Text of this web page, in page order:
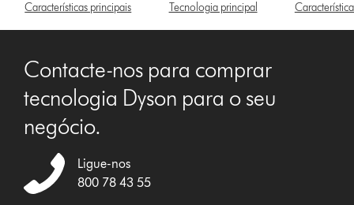
Características principais Tecnologia principal
Contacte-nos para comprar
tecnologia Dyson para o seu
negócio.
Ligue-nos
800 78 43 55